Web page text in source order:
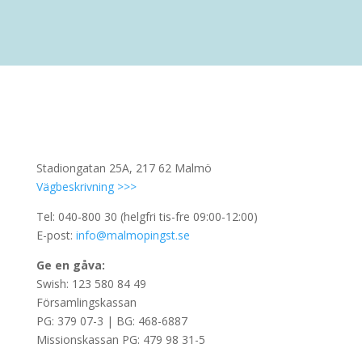
Stadiongatan 25A, 217 62 Malmö
Vägbeskrivning >>>
Tel: 040-800 30 (helgfri tis-fre 09:00-12:00)
E-post: info@malmopingst.se
Ge en gåva:
Swish: 123 580 84 49
Församlingskassan
PG: 379 07-3 | BG: 468-6887
Missionskassan PG: 479 98 31-5